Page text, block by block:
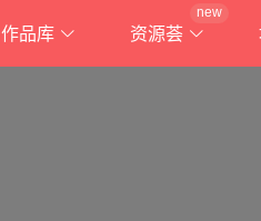
作品库 资源荟
new